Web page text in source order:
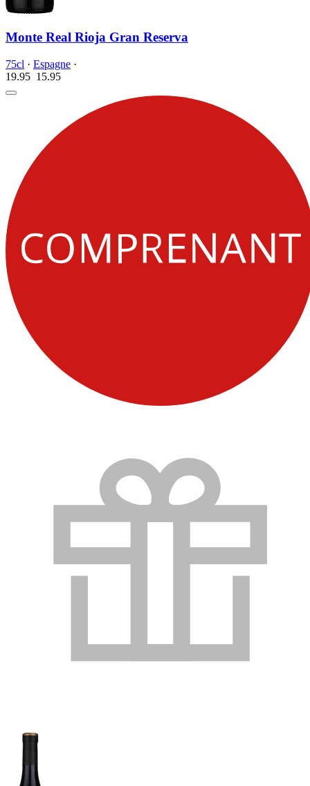
Monte Real Rioja Gran Reserva
75cl · Espagne ·
19.95 15.95